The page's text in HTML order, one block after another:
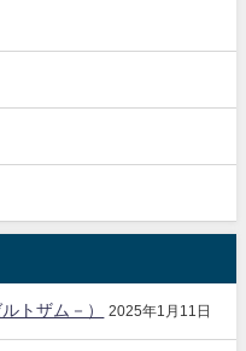
トザム－） 2025年1月11日